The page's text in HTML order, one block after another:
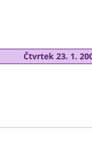
Čtvrtek 23. 1.